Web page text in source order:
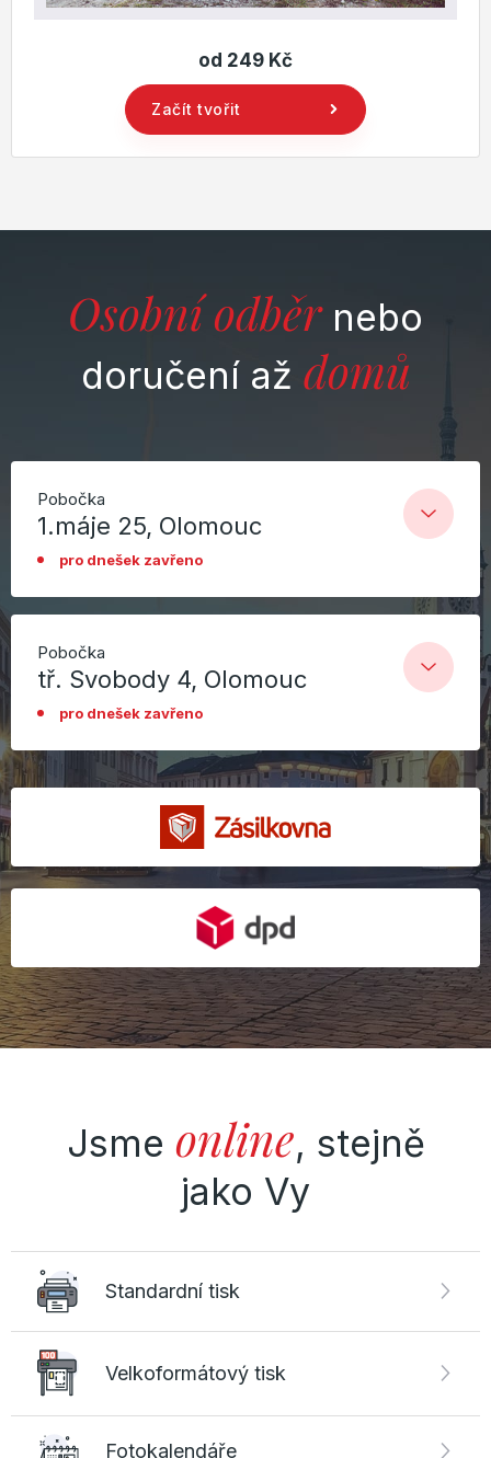
od 249 Kč
Začít tvořit
Osobní odběrnebo
doručení až domů
Pobočka
1.máje 25, Olomouc
pro dnešek zavřeno
Pobočka
tř. Svobody 4, Olomouc
pro dnešek zavřeno
Jsme online, stejně
jako Vy
Standardní tisk
Velkoformátový tisk
Fotokalendáře